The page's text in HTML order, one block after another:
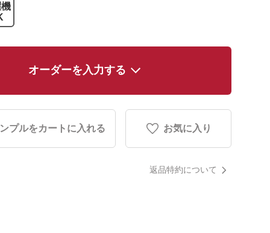
オーダーを入力する
プルをカートに入れる お気に入り
返品特約について